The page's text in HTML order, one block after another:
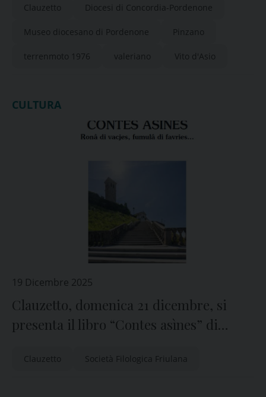
Clauzetto Diocesi di Concordia-Pordenone
Museo diocesano di Pordenone Pinzano
terrenmoto 1976 valeriano Vito d'Asio
CULTURA
19 Dicembre 2025
Clauzetto, domenica 21 dicembre, si
presenta il libro “Contes asìnes” di
Clauzetto Società Filologica Friulana